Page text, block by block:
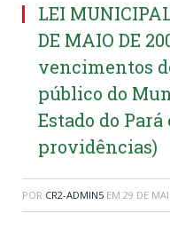
LEI
DE MAIO DE
vencimentos
público do
Estado do
providências)
POR CR2-ADMIN5 EM 29 DE